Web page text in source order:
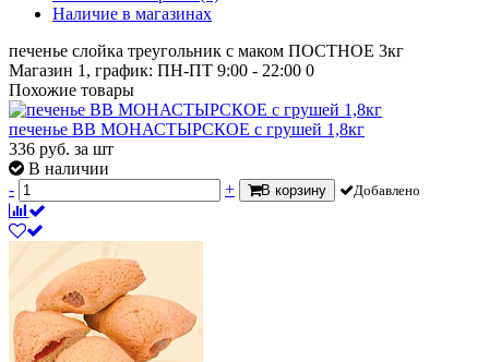
Наличие в магазинах
печенье слойка треугольник с маком ПОСТНОЕ 3кг
Магазин 1, график: ПН-ПТ 9:00 - 22:00 0
Похожие товары
печенье ВВ МОНАСТЫРСКОЕ с грушей 1,8кг
336 руб. за шт
В наличии
-
+ В корзину Добавлено